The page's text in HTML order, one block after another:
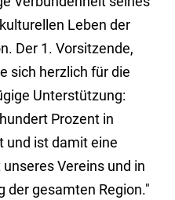
Leben der
Der 1. Vorsitzende,
sich herzlich für die
Unterstützung:
Prozent in
und ist damit eine
Vereins und in
der gesamten Region."